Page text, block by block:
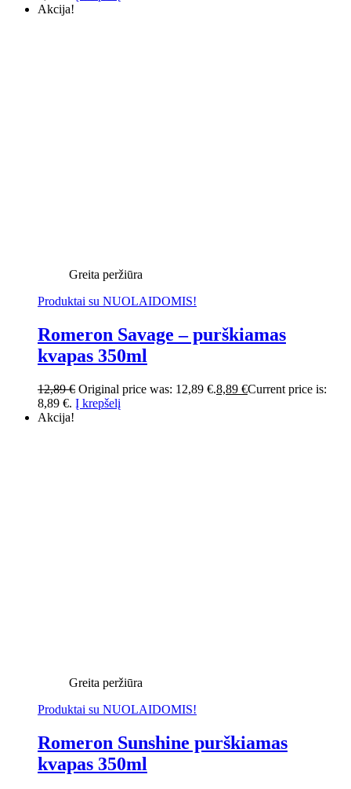
Akcija!
Greita peržiūra
Produktai su NUOLAIDOMIS!
Romeron Savage – purškiamas
kvapas 350ml
12,89€ Original price was: 12,89 €.8,89 €Current price is:
8,89 €. Į krepšelį
Akcija!
Greita peržiūra
Produktai su NUOLAIDOMIS!
Romeron Sunshine purškiamas
kvapas 350ml